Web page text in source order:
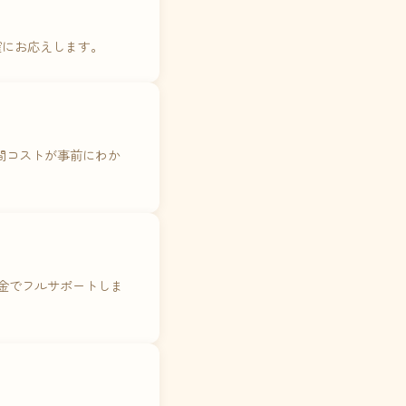
お応えします。
コストが事前にわか
でフルサポートしま